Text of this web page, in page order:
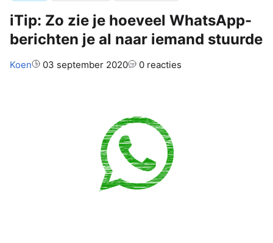
iTip: Zo zie je hoeveel WhatsApp-
berichten je al naar iemand stuurde
Auteur:
Koen 03 september 2020 0 reacties